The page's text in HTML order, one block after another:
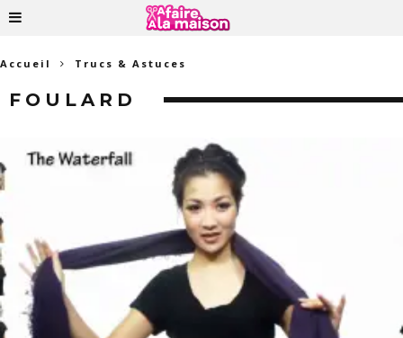
Accueil Trucs & Astuces
FOULARD